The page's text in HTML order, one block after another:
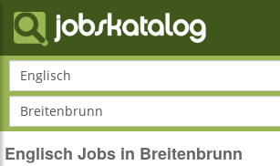
Englisch
Breitenbrunn
Englisch Jobs in Breitenbrunn